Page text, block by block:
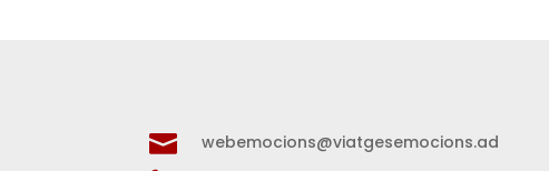
 webemocions@viatgesemocions.ad